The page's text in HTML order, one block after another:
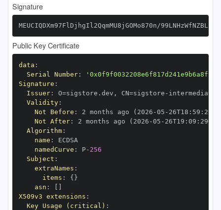
Signature
MEUCIQDXm97FlDjhgIl2QqmMU8jGOMo870n/
Public Key Certificate
data :
Serial Number:
Signature :
Issuer: O=sigstore.dev , CN=sigstore -
Validity:
Not Before : 2 months ago (2026 -05 - 26T18 : 59 :
Not After: 2 months ago (2026 -05 - 26T19 : 09 : 29+00
Algorithm:
name :
namedCurve : P- 256
Subject :
extraNames :
items : { }
asn :
X509v3 extensions :
Key Usage (critical) :